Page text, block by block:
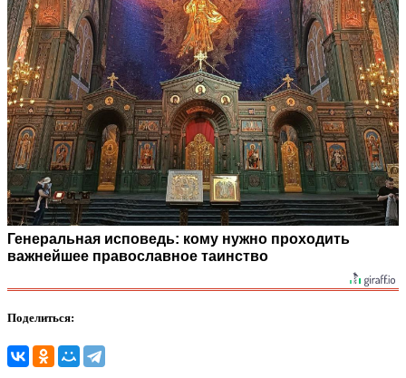
Генеральная исповедь: кому нужно проходить
важнейшее православное таинство
Поделиться: